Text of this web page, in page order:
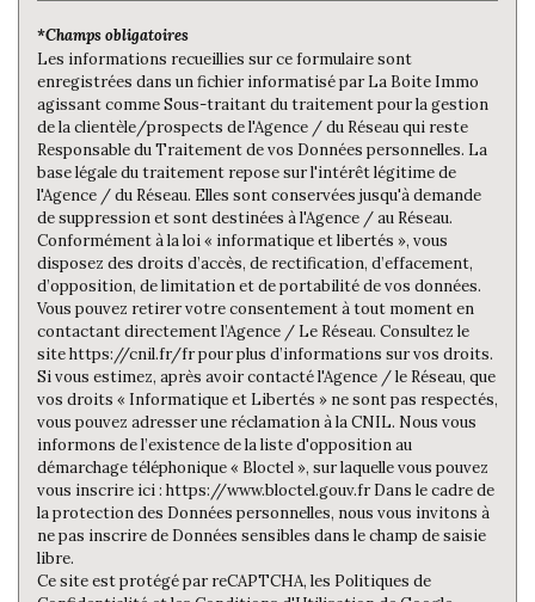
*Champs obligatoires
Les informations recueillies sur ce formulaire sont
enregistrées dans un fichier informatisé par La Boite Immo
agissant comme Sous-traitant du traitement pour la gestion
de la clientèle/prospects de l'Agence / du Réseau qui reste
Responsable du Traitement de vos Données personnelles. La
base légale du traitement repose sur l'intérêt légitime de
l'Agence / du Réseau. Elles sont conservées jusqu'à demande
de suppression et sont destinées à l'Agence / au Réseau.
Conformément à la loi « informatique et libertés », vous
disposez des droits d’accès, de rectification, d’effacement,
d’opposition, de limitation et de portabilité de vos données.
Vous pouvez retirer votre consentement à tout moment en
contactant directement l’Agence / Le Réseau. Consultez le
site https://cnil.fr/fr pour plus d’informations sur vos droits.
Si vous estimez, après avoir contacté l'Agence / le Réseau, que
vos droits « Informatique et Libertés » ne sont pas respectés,
vous pouvez adresser une réclamation à la CNIL. Nous vous
informons de l’existence de la liste d'opposition au
démarchage téléphonique « Bloctel », sur laquelle vous pouvez
vous inscrire ici : https://www.bloctel.gouv.fr Dans le cadre de
la protection des Données personnelles, nous vous invitons à
ne pas inscrire de Données sensibles dans le champ de saisie
libre.
Ce site est protégé par reCAPTCHA, les Politiques de